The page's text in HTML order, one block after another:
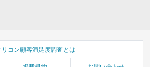
リコン顧客満足度調査とは